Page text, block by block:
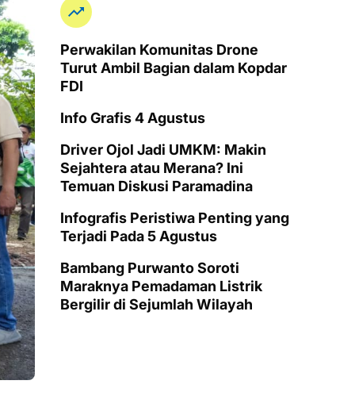
Perwakilan Komunitas Drone
Turut Ambil Bagian dalam Kopdar
FDI
Info Grafis 4 Agustus
Driver Ojol Jadi UMKM: Makin
Sejahtera atau Merana? Ini
Temuan Diskusi Paramadina
Infografis Peristiwa Penting yang
Terjadi Pada 5 Agustus
Bambang Purwanto Soroti
Maraknya Pemadaman Listrik
Bergilir di Sejumlah Wilayah